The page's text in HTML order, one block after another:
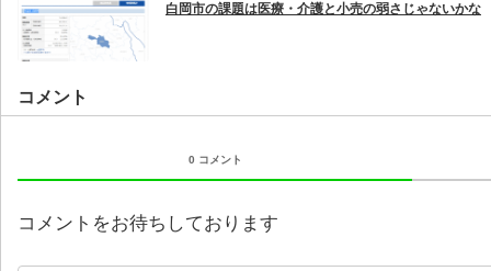
白岡市の課題は医療・介護と小売の弱さじゃないかな
コメント
0 コメント
コメントをお待ちしております